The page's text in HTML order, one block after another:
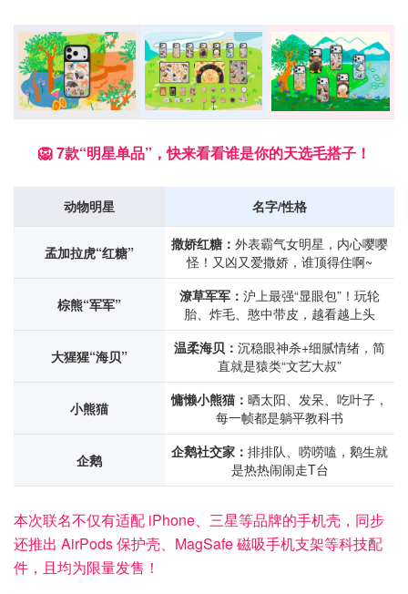
🦁 7款“明星单品”，快来看看谁是你的天选毛搭子！
动物明星 名字/性格
孟加拉虎“红糖” 撒娇红糖： 外表霸气女明星，内心嘤嘤
怪！又凶又爱撒娇，谁顶得住啊~
棕熊“军军” 潦草军军： 沪上最强“显眼包”！玩轮
胎、炸毛、憨中带皮，越看越上头
大猩猩“海贝” 温柔海贝： 沉稳眼神杀+细腻情绪，简
直就是猿类“文艺大叔”
小熊猫 慵懒小熊猫： 晒太阳、发呆、吃叶子，
每一帧都是躺平教科书
企鹅 企鹅社交家： 排排队、唠唠嗑，鹅生就
是热热闹闹走T台
本次联名不仅有适配 iPhone、三星等品牌的手机壳，同步
还推出 AirPods 保护壳、MagSafe 磁吸手机支架等科技配
件，且均为限量发售！